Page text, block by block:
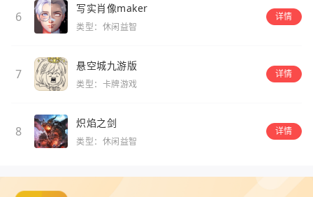
6
写实肖像maker
类型：休闲益智
详情
7
悬空城九游版
类型：卡牌游戏
详情
8
炽焰之剑
类型：休闲益智
详情